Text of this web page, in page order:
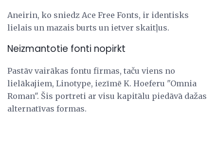
Aneirin, ko sniedz Ace Free Fonts, ir identisks
lielais un mazais burts un ietver skaitļus.
Neizmantotie fonti nopirkt
Pastāv vairākas fontu firmas, taču viens no
lielākajiem, Linotype, iezīmē K. Hoeferu "Omnia
Roman". Šis portreti ar visu kapitālu piedāvā dažas
alternatīvas formas.